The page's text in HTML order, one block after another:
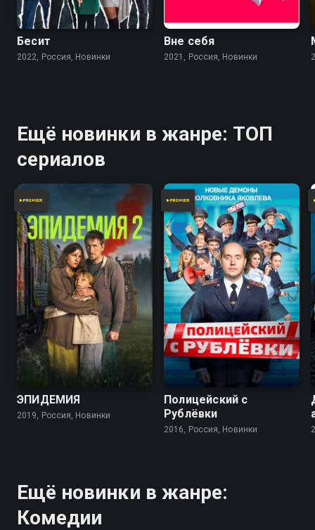
Бесит
2022, Россия, Новинки
Вне себя
2021, Россия, Новинки
Ещё новинки в жанре: ТОП
сериалов
ЭПИДЕМИЯ
2019, Россия, Новинки
7.9 7.2
Полицейский с
Рублёвки
2016, Россия, Новинки
Ещё новинки в жанре:
Комедии